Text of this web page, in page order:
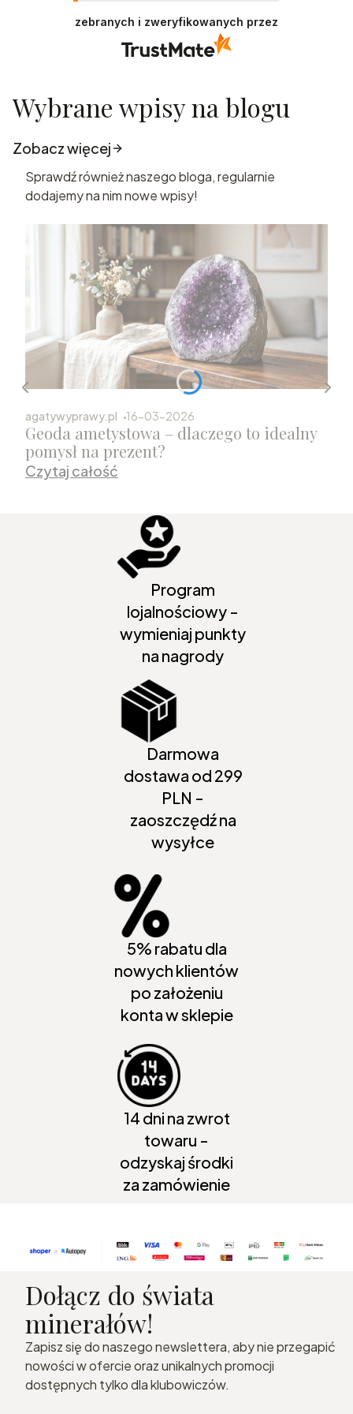
zebranych i zweryfikowanych przez
Wybrane wpisy na blogu
Zobacz więcej
Sprawdź również naszego bloga, regularnie
dodajemy na nim nowe wpisy!
agatywyprawy.pl 16-03-2026
Geoda ametystowa – dlaczego to idealny
pomysł na prezent?
Czytaj całość
Program
lojalnościowy -
wymieniaj punkty
na nagrody
Darmowa
dostawa od 299
PLN -
zaoszczędź na
wysyłce
5% rabatu dla
nowych klientów
po założeniu
konta w sklepie
14 dni na zwrot
towaru -
odzyskaj środki
za zamówienie
Dołącz do świata
minerałów!
Zapisz się do naszego newslettera, aby nie przegapić
nowości w ofercie oraz unikalnych promocji
dostępnych tylko dla klubowiczów.